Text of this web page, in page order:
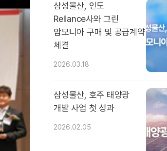
삼성물산, 인도
Reliance사와 그린
암모니아 구매 및 공급계약
체결
2026.03.18
삼성물산, 호주 태양광
개발 사업 첫 성과
2026.02.05